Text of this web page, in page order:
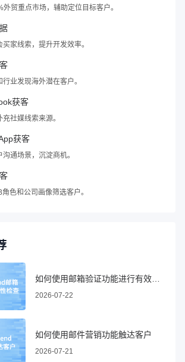
外贸重点市场，辅助定位目标客户。
买家线索，提升开发效率。
行业发现海外潜在客户。
获客
充社媒线索来源。
获客
沟通场景，沉淀商机。
色和公司画像筛选客户。
2026-07-22
如何使用邮件营销功能触达客户
2026-07-21